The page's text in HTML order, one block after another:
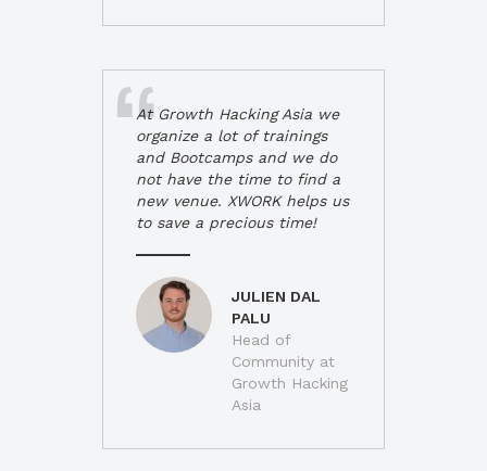
At Growth Hacking Asia we
organize a lot of trainings
and Bootcamps and we do
not have the time to find a
new venue. XWORK helps us
to save a precious time!
JULIEN DAL
PALU
Head of
Community at
Growth Hacking
Asia